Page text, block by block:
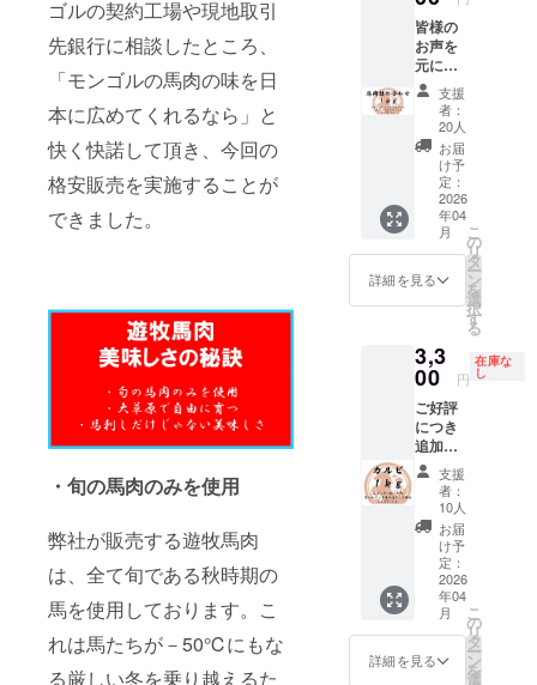
ゴルの契約工場や現地取引
先銀行に相談したところ、
「モンゴルの馬肉の味を日
本に広めてくれるなら」と
快く快諾して頂き、今回の
格安販売を実施することが
できました。
・旬の馬肉のみを使用
弊社が販売する遊牧馬肉
は、全て旬である秋時期の
馬を使用しております。こ
れは馬たちが－50℃にもな
る厳しい冬を乗り越えるた
及び添
加物等
の食品
表示は
お届け
商品の
ラベル
に表記
されま
す。 商
品開封
前には
必ずお
届けの
リター
ルや注
意書き
をご確
認くだ
さい。
ため、
リター
ンに
よって
パック
数が異
なりま
す。 ・
原材料
及び添
加物等
の食品
表示は
お届け
商品の
ラベル
に表記
す。 商
品開封
前には
必ずお
届けの
リター
ンに貼
付され
たラベ
ルや注
意書き
をご確
認くだ
さい。
売者：
株式会
社キー
シア 補
足 ・一
番美味
しい旬
の馬肉
をお届
けする
ため、
お手元
に届く
までお
時間を
頂きま
す。 ・
ごとに
重量が
異なる
ため、
リター
ンに
よって
パック
数が異
なりま
す。 ・
原材料
及び添
加物等
の食品
表示は
お届け
商品の
梱包：
冷凍真
空パッ
ク 保存
方法：
要冷凍
解凍方
法：冷
蔵庫で
約１日
お届け
方法：
ヤマト
運輸
クール
便（冷
入、販
売者：
株式会
社キー
シア 補
足 ・一
番美味
しい旬
の馬肉
をお届
けする
ため、
お手元
に届く
までお
時間を
頂きま
す。 ・
使い加
工して
おりま
す。 日
本の加
工水準
を守り
馬肉を
加工し
ており
ます。
商品
名：遊
産地：
モンゴ
方：加
熱用 内
容量：
合計約
４ｋｇ
梱包：
冷凍真
空パッ
ク 保存
方法：
要冷凍
解凍方
法：冷
蔵庫で
約１日
お届け
方法：
ヤマト
日本の
食肉工
場で約
10年加
工経験
のある
スタッ
フが、
日本の
解体用
包丁を
使い加
工して
す。 日
本の加
馬肉を
加工し
ており
ます。
商品
名：遊
牧馬肉
産地：
モンゴ
ル 食べ
方：加
熱用 内
容量：
合計約
１ｋｇ
冷凍真
て使用
してい
ます。
モンゴ
ルの馬
肉の中
でも最
高品質
の馬肉
をお届
け致し
ます。
【日本
ティの
加工】
約工場
にて、
日本の
食肉工
場で約
10年加
工経験
のある
スタッ
フが、
日本の
解体用
包丁を
使い加
工して
す。 日
す。馬
肉は数
百グラ
ムごと
にカッ
トして
真空
パック
で梱包
してお
りま
す。
【部位
一覧】
ネック
【使用
する厳
選され
た馬】
モンゴ
ル遊牧
民が弊
社に輸
出する
ために
特別に
育てた
馬の中
から、
特に状
い馬を
い部位
を厳選
しまし
た！ 下
記の赤
身部位
からラ
ンダム
に約１
ｋｇの
馬肉を
お届け
致しま
す。馬
肉は数
トして
真空
パック
で梱包
してお
りま
す。
【部位
一覧】
ロース
サーロ
イン 肩
ロース
【使用
する厳
選され
た馬】
皆様の
お声を
元に商
品化！
ご好評
につき
追加！
【注目
リター
ン】 複
数部位
の詰め
合わせ
セット
詰め合
わせ：
ｇ 赤
身、ト
ロ、
ユッケ
の詰め
合わせ
セット
です。
ご家庭
でも便
利なサ
イズで
お届け
致しま
す。 赤
身とト
ロは数
支援
者：
20人
お届
け予
定：
2026
年04
月
詳細を見る
こ
の
リ
タ
ー
ン
を
選
択
す
る
3,3
00 円
在庫な
し
ご好評
につき
追加！
柔らか
くうま
み抜群
のカル
ビセッ
ト カル
ビ：約
１ｋｇ
柔らか
く脂身
部分に
多くの
支援
者：
10人
お届
け予
定：
2026
年04
月
詳細を見る
こ
の
リ
タ
ー
ン
を
選